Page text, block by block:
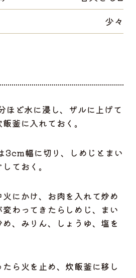
少々
ほど水に浸し、ザルに上げて
釜に入れておく。
3cm幅に切り、しめじとまい
ておく。
火にかけ、お肉を入れて炒め
変わってきたらしめじ、まい
、みりん、しょうゆ、塩を
ら火を止め、炊飯釜に移し